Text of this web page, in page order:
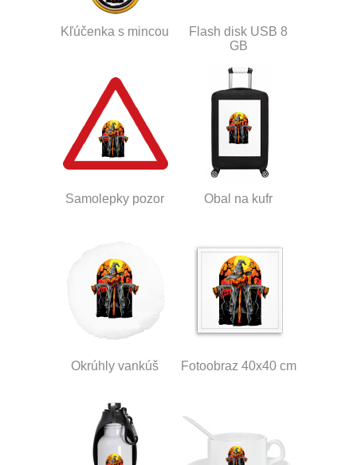
Kľúčenka s mincou
Flash disk USB 8
GB
Samolepky pozor Obal na kufr
Okrúhly vankúš Fotoobraz 40x40 cm